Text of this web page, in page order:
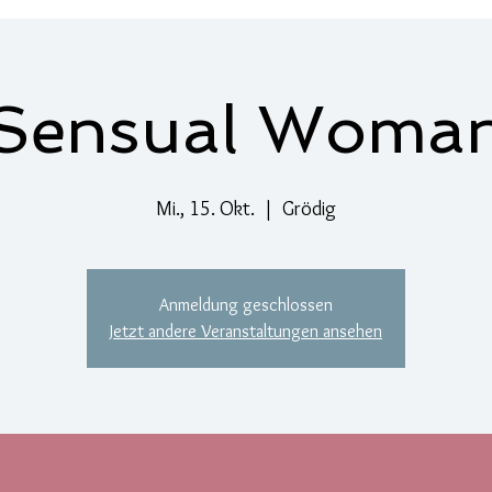
Mi., 15. Okt.
  |
Grödig
Anmeldung geschlossen
Jetzt andere Veranstaltungen ansehen